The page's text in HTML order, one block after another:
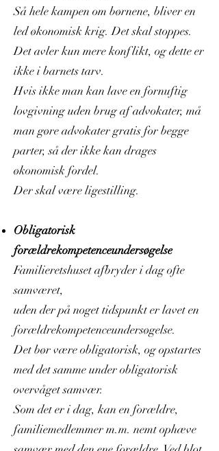
Så hele kampen om børnene, bliver en
led økonomisk krig. Det skal stoppes.
Det avler kun mere konflikt, og dette er
ikke i barnets tarv.
Hvis ikke man kan lave en fornuftig
lovgivning uden brug af advokater, må
man gøre advokater gratis for begge
parter, så der ikke kan drages
økonomisk fordel.
Der skal være ligestilling.
Obligatorisk
forældrekompetenceundersøgelse
Familieretshuset afbryder i dag ofte
samværet,
uden der på noget tidspunkt er lavet en
forældrekompetenceundersøgelse.
Det bør være obligatorisk, og opstartes
med det samme under obligatorisk
overvåget samvær.
Som det er i dag, kan en forældre,
familiemedlemmer m.m. nemt ophæve